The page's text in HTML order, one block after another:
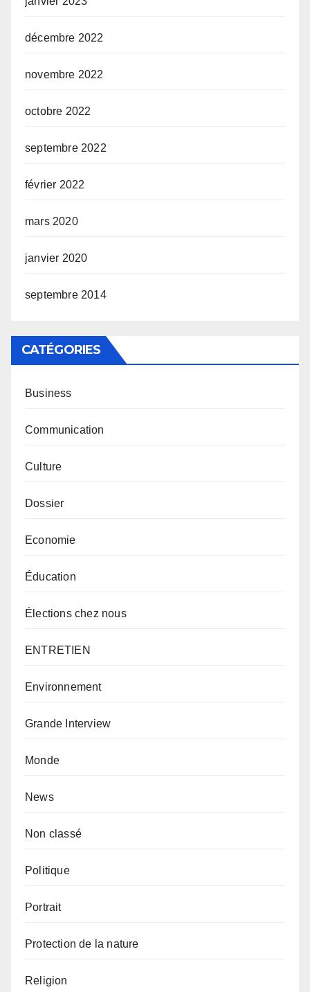
décembre 2022
novembre 2022
octobre 2022
septembre 2022
février 2022
mars 2020
janvier 2020
septembre 2014
CATÉGORIES
Business
Communication
Culture
Dossier
Economie
Éducation
Élections chez nous
ENTRETIEN
Environnement
Grande Interview
Monde
News
Non classé
Politique
Portrait
Protection de la nature
Religion